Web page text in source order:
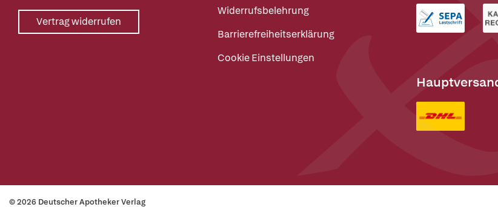
Vertrag widerrufen
Widerrufsbelehrung
Barrierefreiheitserklärung
Cookie Einstellungen
© 2026 Deutscher Apotheker Verlag